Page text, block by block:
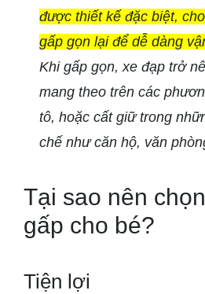
được thiết kế đặc biệt,
gấp gọn lại để dễ dàng
Khi gấp gọn, xe đạp trở
mang theo trên các
tô, hoặc cất giữ trong
chế như căn hộ, văn
Tại sao nên
gấp cho bé?
Tiện lợi